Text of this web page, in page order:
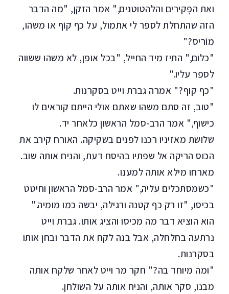
ואת הפָקירים והלהטוטנים," אמר הזקן, "מה הדבר
הזה שהתחלת לספר לי אתמול, על כף קוֹף או משהו,
מוֹריס?"
"כלום," התיז מיד החייל, "בכל אופן, לא משהו ששווה
לספר עליו."
"כף קוף?" אמרה גברת וייט בסקרנות.
"טוב, זה סתם משהו שאתם אולי הייתם קוראים לו
כישוף," אמר הרב-סמל הראשון כלאחר יד.
שלושת מאזיניו רכנו לפנים בשקיקה. האורח קירב את
הכוס הריקה אל שפתיו בהיסח דעת, והניח אותה שוב.
מארחו מילא אותה למענו.
"כשמסתכלים עליה," אמר הרב-סמל הראשון וחיטט
בכיסו, "זו רק כף קטנה ורגילה, יבשה כמו מומיה."
הוא הוציא דבר מה מכיסו והציג אותו. גברת וייט
נרתעה בחלחלה, אבל בנה לקח את הדבר ובחן אותו
בסקרנות.
"ומה מיוחד בה?" חקר מר וייט לאחר שלקח אותה
מבנו, סקר אותה, והניח אותה על השולחן.